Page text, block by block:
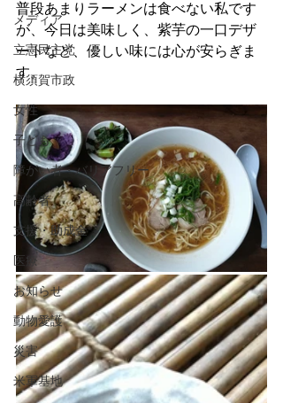
メディア
立憲民主党
横須賀市政
女性
子ども
障がい者・バリアフリー
高齢者
支援・助成金
医療
お知らせ
動物愛護
災害
米軍基地
普段あまりラーメンは食べない私です
が、今日は美味しく、紫芋の一口デザ
ートなど、優しい味には心が安らぎま
す。